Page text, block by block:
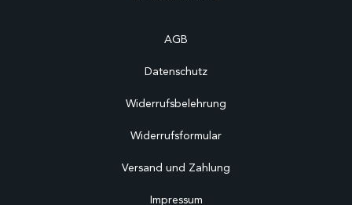
AGB
Datenschutz
Widerrufsbelehrung
Widerrufsformular
Versand und Zahlung
Impressum